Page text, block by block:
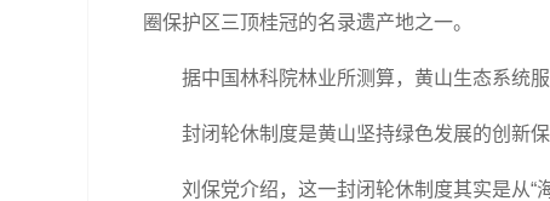
圈保护区三顶桂冠的名录遗产地之一。
据中国林科院林业所测算，黄山生态系统服
封闭轮休制度是黄山坚持绿色发展的创新保
刘保党介绍，这一封闭轮休制度其实是从“海